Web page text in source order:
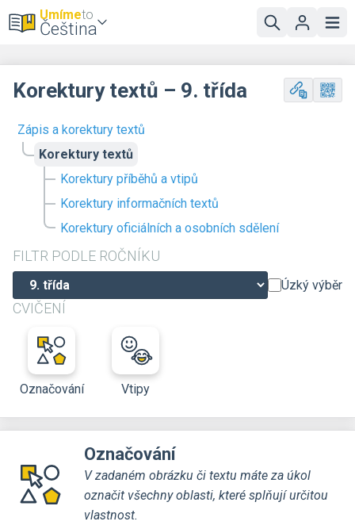
Umímeto
Čeština
Zápis a korektury textů
Korektury textů
Korektury příběhů a vtipů
Korektury informačních textů
Korektury oficiálních a osobních sdělení
FILTR PODLE ROČNÍKU
Úzký výběr
CVIČENÍ
Označování Vtipy
Korektury textů – 9. třída
Označování
V zadaném obrázku či textu máte za úkol
označit všechny oblasti, které splňují určitou
vlastnost.